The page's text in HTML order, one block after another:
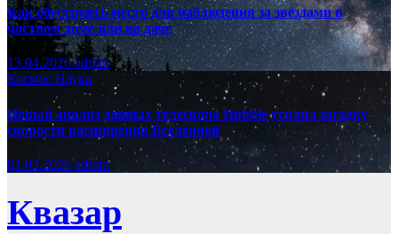
Как обустроить место для наблюдения за звёздами в
частном доме или на даче
13.04.2026admin
Космос Наука
Новый анализ данных телескопа Hubble усилил загадку
скорости расширения Вселенной
01.03.2026admin
Квазар